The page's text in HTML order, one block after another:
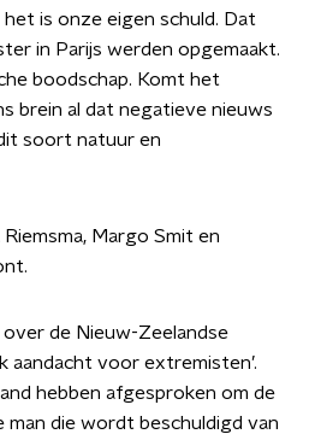
is onze eigen schuld. Dat
in Parijs werden opgemaakt.
boodschap. Komt het
brein al dat negatieve nieuws
soort natuur en
Margo Smit en
de Nieuw-Zeelandse
aandacht voor extremisten’.
hebben afgesproken om de
man die wordt beschuldigd van